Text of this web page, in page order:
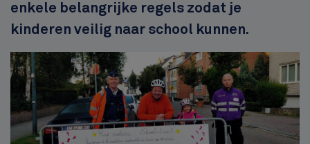
enkele belangrijke regels zodat je
kinderen veilig naar school kunnen.
Afbeelding